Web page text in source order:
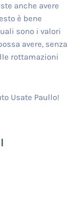
anche avere
è bene
sono i valori
avere, senza
rottamazioni
Usate Paullo!